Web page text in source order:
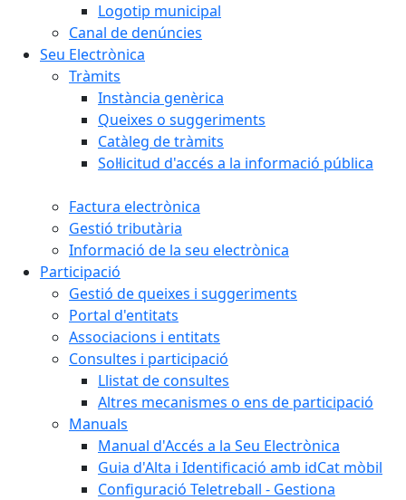
Logotip municipal
Canal de denúncies
Seu Electrònica
Tràmits
Instància genèrica
Queixes o suggeriments
Catàleg de tràmits
Sol·licitud d'accés a la informació pública
Factura electrònica
Gestió tributària
Informació de la seu electrònica
Participació
Gestió de queixes i suggeriments
Portal d'entitats
Associacions i entitats
Consultes i participació
Llistat de consultes
Altres mecanismes o ens de participació
Manuals
Manual d'Accés a la Seu Electrònica
Guia d'Alta i Identificació amb idCat mòbil
Configuració Teletreball - Gestiona